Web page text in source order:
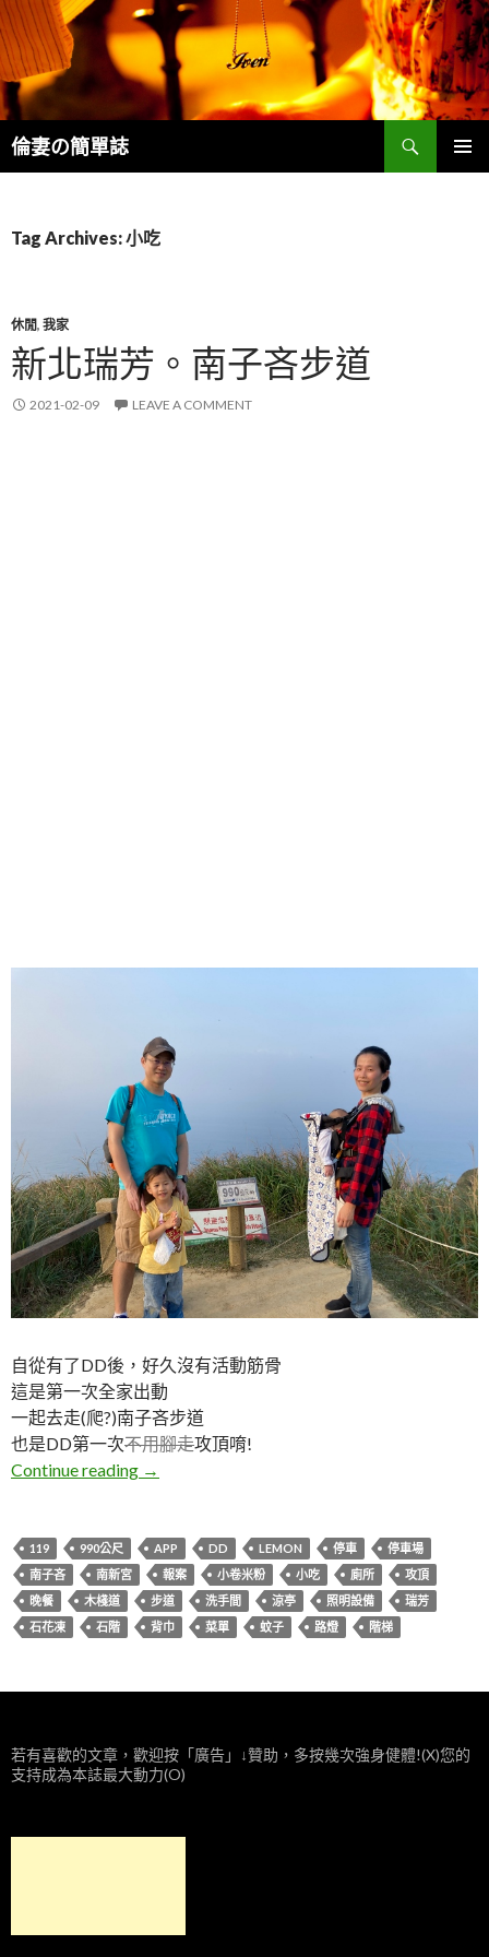
倫妻の簡單誌
Search
Tag Archives: 小吃
休閒, 我家
新北瑞芳。南子吝步道
2021-02-09 LEAVE A COMMENT
自從有了DD後，好久沒有活動筋骨
這是第一次全家出動
一起去走(爬?)南子吝步道
也是DD第一次不用腳走攻頂唷!
Continue reading
新北瑞芳。南子吝步道
→
119 990公尺 APP DD LEMON 停車
停車場
南子吝
南新宮 報案 小卷米粉 小吃 廁所
攻頂
晚餐
木棧道 步道 洗手間 涼亭 照明設備
瑞芳
石花凍
石階 背巾 菜單 蚊子 路燈 階梯
若有喜歡的文章，歡迎按「廣告」↓贊助，多按幾次強身健體!(X)您的
支持成為本誌最大動力(O)